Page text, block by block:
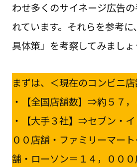
わせ多くのサイネージ広告
れています。それらを参考
具体策」を考察してみましょ
まずは、＜現在のコンビニ
・【全国店舗数】⇒約５７
・【大手３社】⇒セブン・
００店舗・ファミリーマー
舗・ローソン＝１４，００